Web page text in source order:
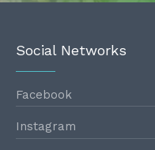
Social Networks
Facebook
Instagram